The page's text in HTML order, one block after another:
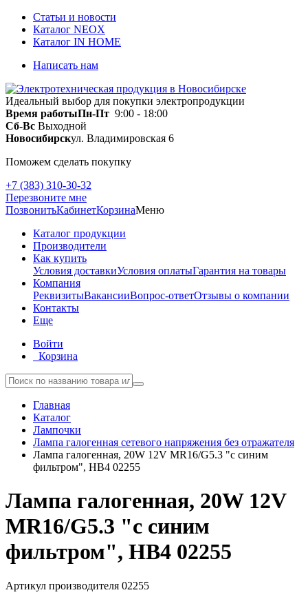
Статьи и новости
Каталог NEOX
Каталог IN HOME
Написать нам
Идеальный выбор для покупки электропродукции
Время работыПн-Пт 9:00 - 18:00
Сб-Вс Выходной
Новосибирскул. Владимировская 6
Поможем сделать покупку
+7 (383) 310-30-32
Перезвоните мне
ПозвонитьКабинетКорзинаМеню
Каталог продукции
Производители
Как купить
Условия доставкиУсловия оплатыГарантия на товары
Компания
РеквизитыВакансииВопрос-ответОтзывы о компании
Контакты
Еще
Войти
Корзина
Главная
Каталог
Лампочки
Лампа галогенная сетевого напряжения без отражателя
Лампа галогенная, 20W 12V MR16/G5.3 "с синим
фильтром", HB4 02255
Лампа галогенная, 20W 12V
MR16/G5.3 "с синим
фильтром", HB4 02255
Артикул производителя 02255